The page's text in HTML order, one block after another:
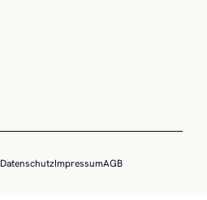
DatenschutzImpressumAGB